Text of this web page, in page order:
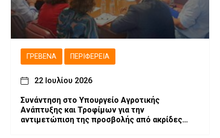
ΓΡΕΒΕΝΆ ΠΕΡΙΦΈΡΕΙΑ
22 Ιουλίου 2026
Συνάντηση στο Υπουργείο Αγροτικής
Ανάπτυξης και Τροφίμων για την
αντιμετώπιση της προσβολής από ακρίδες